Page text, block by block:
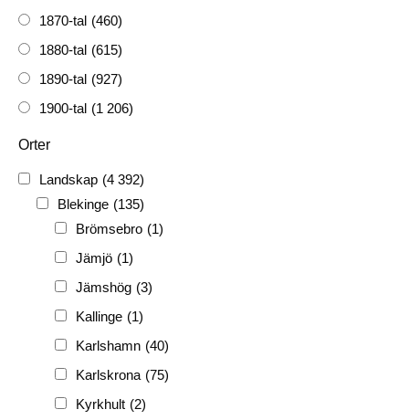
1870-tal (460)
1880-tal (615)
1890-tal (927)
1900-tal (1 206)
FH
(338)
FRG
(3 189)
PF (3 882)
PIONJÄR (129)
Orter
Landskap (4 392)
Blekinge (135)
Brömsebro (1)
Jämjö (1)
Jämshög (3)
Kallinge (1)
Karlshamn (40)
Karlskrona (75)
Kyrkhult (2)